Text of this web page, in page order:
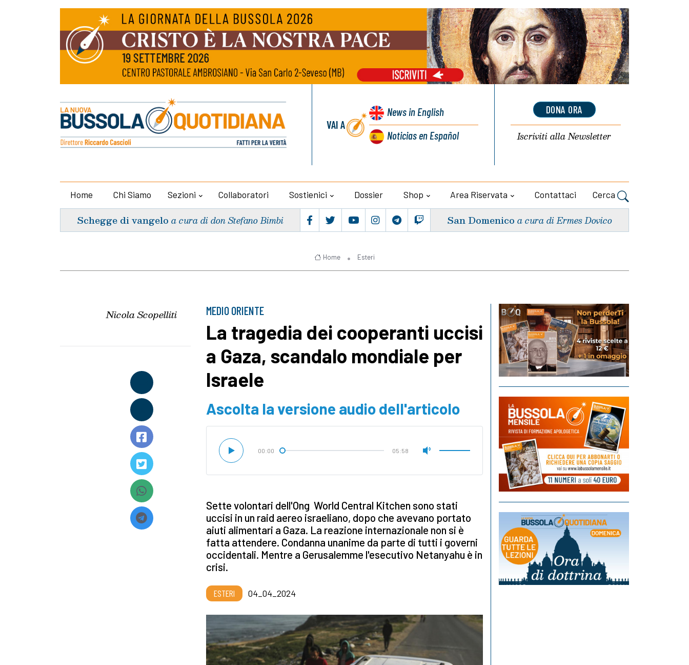
VAI A
Newsin English
Noticiasen Español
DONA ORA
Iscriviti allaNewsletter
Home Chi Siamo Sezioni Collaboratori Sostienici Dossier Shop Area Riservata Contattaci Cerca
Schegge di vangelo a cura di don Stefano Bimbi San Domenico a cura di Ermes Dovico
Home Esteri
Nicola Scopelliti MEDIO ORIENTE
La tragedia dei cooperanti uccisi
a Gaza, scandalo mondiale per
Israele
Ascolta la versione audio dell'articolo
00:00 05:58
Sette volontari dell'Ong World Central Kitchen sono stati
uccisi in un raid aereo israeliano, dopo che avevano portato
aiuti alimentari a Gaza. La reazione internazionale non si è
fatta attendere. Condanna unanime da parte di tutti i governi
occidentali. Mentre a Gerusalemme l'esecutivo Netanyahu è in
crisi.
ESTERI 04_04_2024